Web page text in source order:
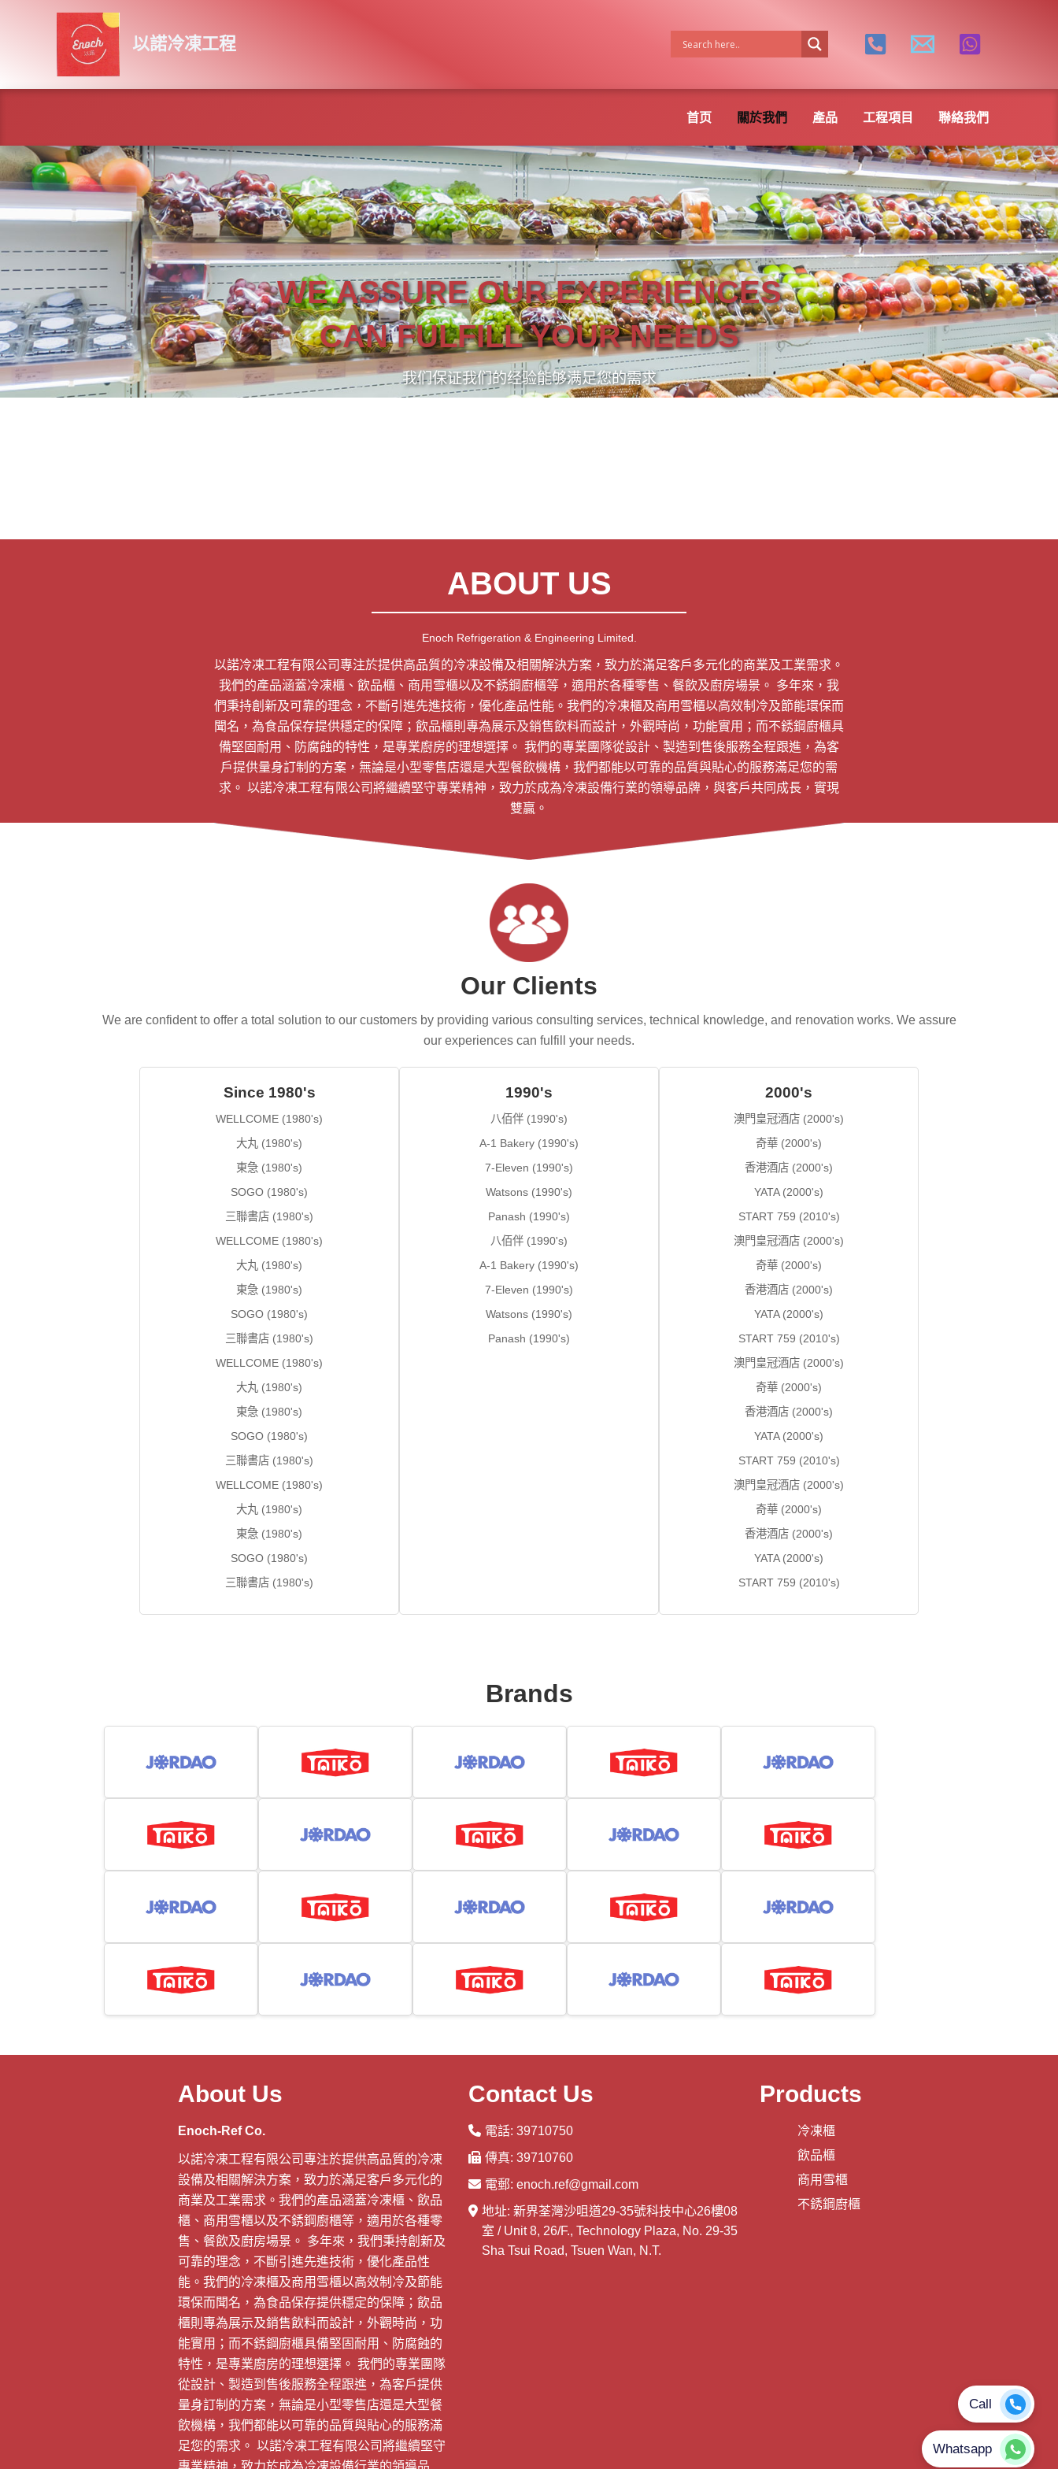
以諾冷凍工程
首页 關於我們 產品 工程項目 聯絡我們
WE ASSURE OUR EXPERIENCES
CAN FULFILL YOUR NEEDS
我们保证我们的经验能够满足您的需求
ABOUT US
Enoch Refrigeration & Engineering Limited.
以諾冷凍工程有限公司專注於提供高品質的冷凍設備及相關解決方案，致力於滿足客戶多元化的商業及工業需求。
我們的產品涵蓋冷凍櫃、飲品櫃、商用雪櫃以及不銹鋼廚櫃等，適用於各種零售、餐飲及廚房場景。 多年來，我
們秉持創新及可靠的理念，不斷引進先進技術，優化產品性能。我們的冷凍櫃及商用雪櫃以高效制冷及節能環保而
聞名，為食品保存提供穩定的保障；飲品櫃則專為展示及銷售飲料而設計，外觀時尚，功能實用；而不銹鋼廚櫃具
備堅固耐用、防腐蝕的特性，是專業廚房的理想選擇。 我們的專業團隊從設計、製造到售後服務全程跟進，為客
戶提供量身訂制的方案，無論是小型零售店還是大型餐飲機構，我們都能以可靠的品質與貼心的服務滿足您的需
求。 以諾冷凍工程有限公司將繼續堅守專業精神，致力於成為冷凍設備行業的領導品牌，與客戶共同成長，實現
雙贏。
Our Clients
We are confident to offer a total solution to our customers by providing various consulting services, technical knowledge, and renovation works. We assure
our experiences can fulfill your needs.
Since 1980's
WELLCOME (1980's)
大丸 (1980's)
東急 (1980's)
SOGO (1980's)
三聯書店 (1980's)
WELLCOME (1980's)
大丸 (1980's)
東急 (1980's)
SOGO (1980's)
三聯書店 (1980's)
WELLCOME (1980's)
大丸 (1980's)
東急 (1980's)
SOGO (1980's)
三聯書店 (1980's)
WELLCOME (1980's)
大丸 (1980's)
東急 (1980's)
SOGO (1980's)
三聯書店 (1980's)
1990's
八佰伴 (1990's)
A-1 Bakery (1990's)
7-Eleven (1990's)
Watsons (1990's)
Panash (1990's)
八佰伴 (1990's)
A-1 Bakery (1990's)
7-Eleven (1990's)
Watsons (1990's)
Panash (1990's)
2000's
澳門皇冠酒店 (2000's)
奇華 (2000's)
香港酒店 (2000's)
YATA (2000's)
START 759 (2010's)
澳門皇冠酒店 (2000's)
奇華 (2000's)
香港酒店 (2000's)
YATA (2000's)
START 759 (2010's)
澳門皇冠酒店 (2000's)
奇華 (2000's)
香港酒店 (2000's)
YATA (2000's)
START 759 (2010's)
澳門皇冠酒店 (2000's)
奇華 (2000's)
香港酒店 (2000's)
YATA (2000's)
START 759 (2010's)
Brands
About Us
Enoch-Ref Co.
以諾冷凍工程有限公司專注於提供高品質的冷凍
設備及相關解決方案，致力於滿足客戶多元化的
商業及工業需求。我們的產品涵蓋冷凍櫃、飲品
櫃、商用雪櫃以及不銹鋼廚櫃等，適用於各種零
售、餐飲及廚房場景。 多年來，我們秉持創新及
可靠的理念，不斷引進先進技術，優化產品性
能。我們的冷凍櫃及商用雪櫃以高效制冷及節能
環保而聞名，為食品保存提供穩定的保障；飲品
櫃則專為展示及銷售飲料而設計，外觀時尚，功
能實用；而不銹鋼廚櫃具備堅固耐用、防腐蝕的
特性，是專業廚房的理想選擇。 我們的專業團隊
從設計、製造到售後服務全程跟進，為客戶提供
量身訂制的方案，無論是小型零售店還是大型餐
飲機構，我們都能以可靠的品質與貼心的服務滿
足您的需求。 以諾冷凍工程有限公司將繼續堅守
Contact Us
電話:39710750
傳真:39710760
電郵:enoch.ref@gmail.com
地址:新界荃灣沙咀道29-35號科技中心26樓08
室 / Unit 8, 26/F., Technology Plaza, No. 29-35
Sha Tsui Road, Tsuen Wan, N.T.
Products
冷凍櫃
飲品櫃
商用雪櫃
不銹鋼廚櫃